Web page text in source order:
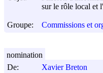
sur le rôle local et
Groupe: Commissions et
De:
Xavier Breton
nomination